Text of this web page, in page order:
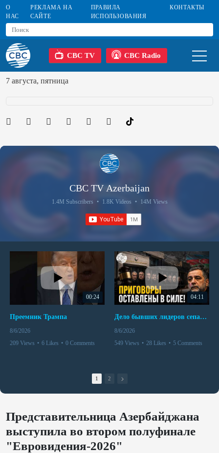
О
НАС
РЕКЛАМА НА
САЙТЕ
ПРАВИЛА
ИСПОЛЬЗОВАНИЯ
КОНТАКТЫ
CBC TV CBC Radio
7 августа, пятница
CBC TV Azerbaijan
1.4M Subscribers • 1.8K Videos • 14M Views
00:24
Преемник Трампа
8/6/2026
209 Views • 6 Likes • 0 Comments
04:11
Дело бывших лидеров сепаратистского режима в Карабахе
8/6/2026
549 Views • 28 Likes • 5 Comments
1 2
Представительница Азербайджана
выступила во втором полуфинале
"Евровидения-2026"